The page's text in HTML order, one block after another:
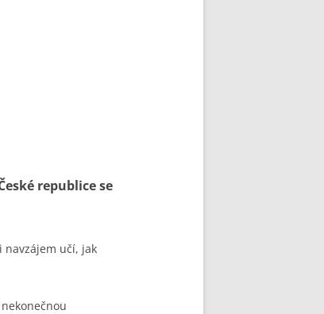
republice se
navzájem učí, jak